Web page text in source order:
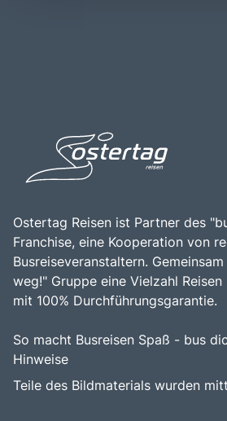
Ostertag Reisen ist Partner des
Franchise, eine Kooperation von
Busreiseveranstaltern.
weg!" Gruppe eine Vielzahl
mit 100% Durchführungsgarantie.
So macht Busreisen Spaß - bus
Hinweise
Teile des Bildmaterials wurden